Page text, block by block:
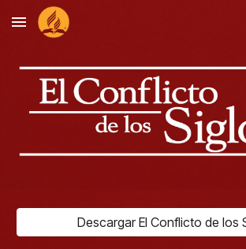
Skip to main content
Descargar El Conflicto de los